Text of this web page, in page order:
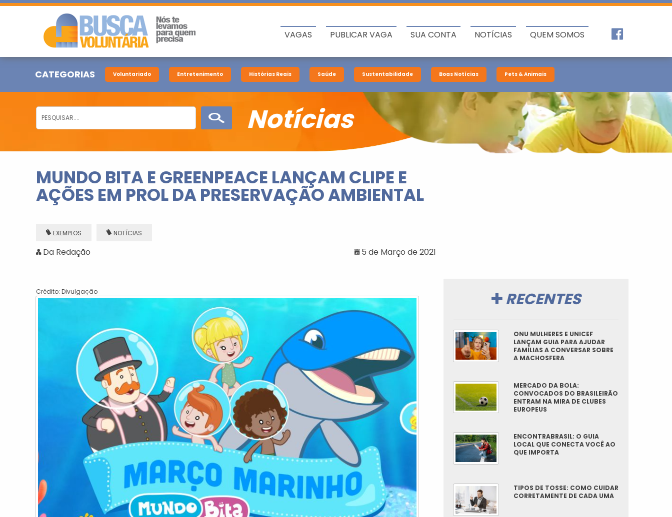
VAGAS PUBLICAR VAGA SUA CONTA NOTÍCIAS QUEM SOMOS
CATEGORIAS Voluntariado Entretenimento Histórias Reais Saúde Sustentabilidade Boas Notícias Pets & Animais
Notícias
MUNDO BITA E GREENPEACE LANÇAM CLIPE E
AÇÕES EM PROL DA PRESERVAÇÃO AMBIENTAL
EXEMPLOS NOTÍCIAS
Da Redação 5 de Março de 2021
Crédito: Divulgação RECENTES
ONU MULHERES E UNICEF
LANÇAM GUIA PARA AJUDAR
FAMÍLIAS A CONVERSAR SOBRE
A MACHOSFERA
MERCADO DA BOLA:
CONVOCADOS DO BRASILEIRÃO
ENTRAM NA MIRA DE CLUBES
EUROPEUS
ENCONTRABRASIL: O GUIA
LOCAL QUE CONECTA VOCÊ AO
QUE IMPORTA
TIPOS DE TOSSE: COMO CUIDAR
CORRETAMENTE DE CADA UMA